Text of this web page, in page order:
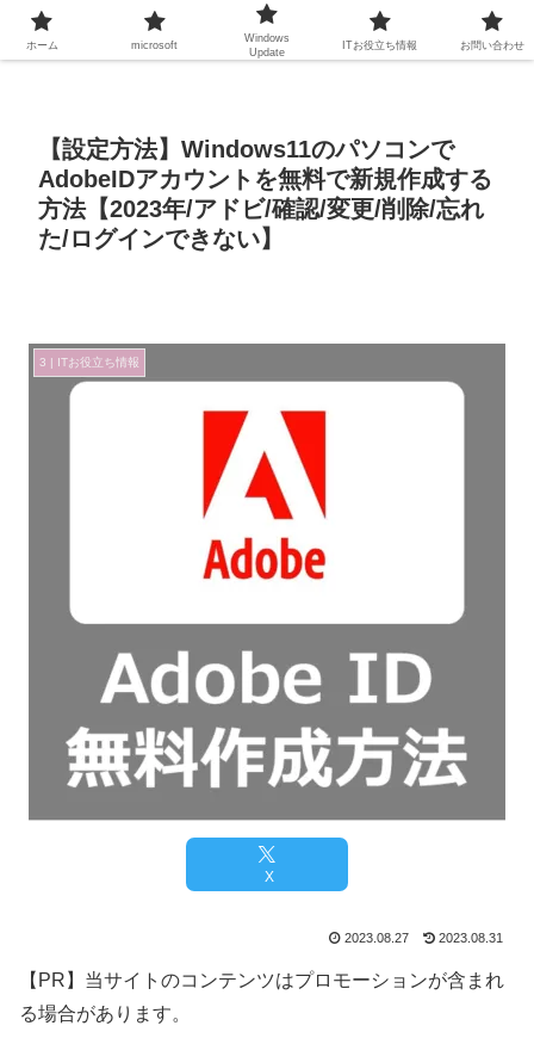
【設定方法】Windows11のパソコンで
AdobeIDアカウントを無料で新規作成する
方法【2023年/アドビ/確認/変更/削除/忘れ
た/ログインできない】
3 | ITお役立ち情報
X
2023.08.27 2023.08.31
【PR】当サイトのコンテンツはプロモーションが含まれ
る場合があります。
ホーム microsoft
Windows
Update
ITお役立ち情報 お問い合わせ